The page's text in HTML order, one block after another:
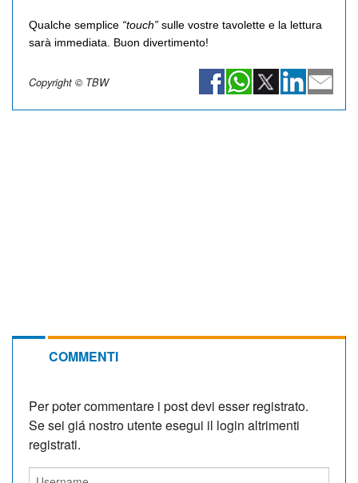
Qualche semplice “touch” sulle vostre tavolette e la lettura
sarà immediata. Buon divertimento!
Copyright © TBW
COMMENTI
Per poter commentare i post devi esser registrato.
Se sei giá nostro utente esegui il login altrimenti
registrati.